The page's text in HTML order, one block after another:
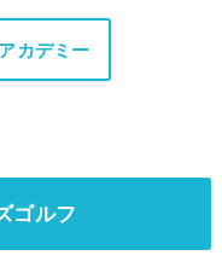
カデミー
ゴルフ